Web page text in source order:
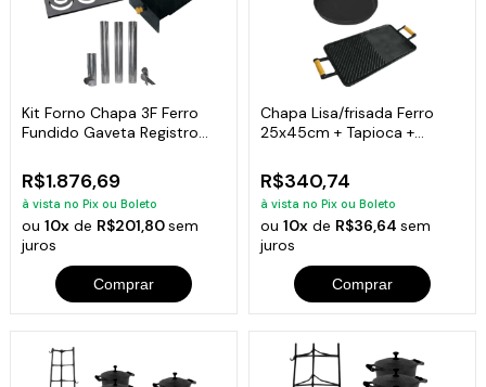
Kit Forno Chapa 3F Ferro
Fundido Gaveta Registro
R$1.876,69
à vista no Pix ou Boleto
ou10x de R$201,80sem
juros
Comprar
Chapa Lisa/frisada Ferro
25x45cm + Tapioca +
R$340,74
à vista no Pix ou Boleto
ou 10xde R$36,64 sem
juros
Comprar